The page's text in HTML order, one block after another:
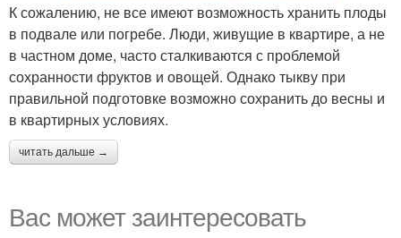
К сожалению, не все имеют возможность хранить плоды
в подвале или погребе. Люди, живущие в квартире, а не
в частном доме, часто сталкиваются с проблемой
сохранности фруктов и овощей. Однако тыкву при
правильной подготовке возможно сохранить до весны и
в квартирных условиях.
читать дальше →
Вас может заинтересовать